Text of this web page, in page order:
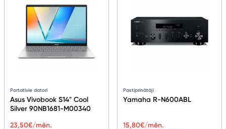
Portatīvie datori
Asus Vivobook S14" Cool
Silver 90NB1681-M00340
23,50€/mēn.
Pastiprinātāji
Yamaha R-N600ABL
15,80€/mēn.